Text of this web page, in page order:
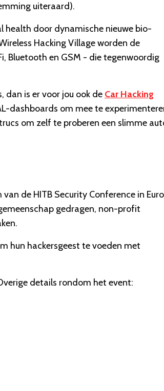
uiteraard).
health door dynamische nieuwe bio-
Hacking Village worden de
Bluetooth en GSM - die tegenwoordig
dan is er voor jou ook de Car Hacking
dashboards om mee te
om zelf te proberen een slimme
de HITB Security Conference in
gedragen, non-profit
hun hackersgeest te voeden met
details rondom het event: